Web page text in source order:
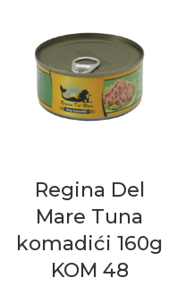
Regina Del
Mare Tuna
komadići 160g
KOM 48